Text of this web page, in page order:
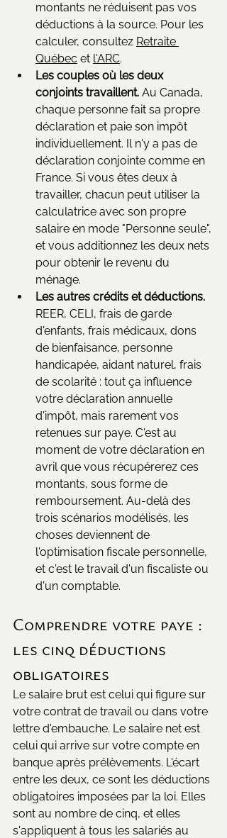
montants ne réduisent pas vos
déductions à la source. Pour les
calculer, consultez Retraite
Québec et l'ARC.
Les couples où les deux
conjoints travaillent. Au Canada,
chaque personne fait sa propre
déclaration et paie son impôt
individuellement. Il n'y a pas de
déclaration conjointe comme en
France. Si vous êtes deux à
travailler, chacun peut utiliser la
calculatrice avec son propre
salaire en mode "Personne seule",
et vous additionnez les deux nets
pour obtenir le revenu du
ménage.
Les autres crédits et déductions.
REER, CELI, frais de garde
d'enfants, frais médicaux, dons
de bienfaisance, personne
handicapée, aidant naturel, frais
de scolarité : tout ça influence
votre déclaration annuelle
d'impôt, mais rarement vos
retenues sur paye. C'est au
moment de votre déclaration en
avril que vous récupérerez ces
montants, sous forme de
remboursement. Au-delà des
trois scénarios modélisés, les
choses deviennent de
l'optimisation fiscale personnelle,
et c'est le travail d'un fiscaliste ou
d'un comptable.
Comprendre votre paye :
les cinq déductions
obligatoires
Le salaire brut est celui qui figure sur
votre contrat de travail ou dans votre
lettre d'embauche. Le salaire net est
celui qui arrive sur votre compte en
banque après prélèvements. L'écart
entre les deux, ce sont les déductions
obligatoires imposées par la loi. Elles
sont au nombre de cinq, et elles
s'appliquent à tous les salariés au